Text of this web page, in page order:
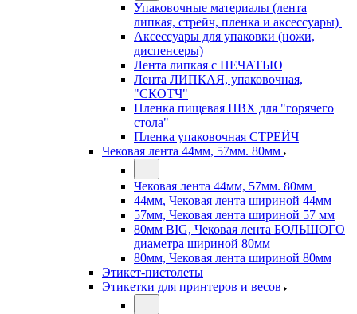
Упаковочные материалы (лента
липкая, стрейч, пленка и аксессуары)
Аксессуары для упаковки (ножи,
диспенсеры)
Лента липкая с ПЕЧАТЬЮ
Лента ЛИПКАЯ, упаковочная,
"СКОТЧ"
Пленка пищевая ПВХ для "горячего
стола"
Пленка упаковочная СТРЕЙЧ
Чековая лента 44мм, 57мм. 80мм
Чековая лента 44мм, 57мм. 80мм
44мм, Чековая лента шириной 44мм
57мм, Чековая лента шириной 57 мм
80мм BIG, Чековая лента БОЛЬШОГО
диаметра шириной 80мм
80мм, Чековая лента шириной 80мм
Этикет-пистолеты
Этикетки для принтеров и весов